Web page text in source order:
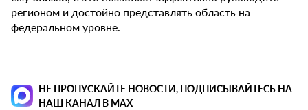
регионом и достойно представлять область на
федеральном уровне.
НЕ ПРОПУСКАЙТЕ НОВОСТИ, ПОДПИСЫВАЙТЕСЬ НА
НАШ КАНАЛ В MAX